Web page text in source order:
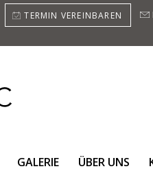
TERMIN VEREINBAREN
GALERIE ÜBER UNS